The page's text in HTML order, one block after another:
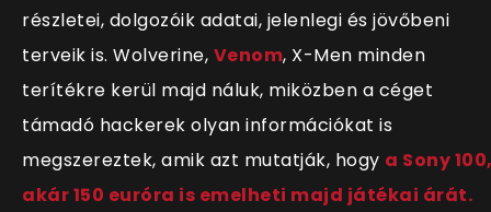
részletei, dolgozóik adatai, jelenlegi és jövőbeni
terveik is. Wolverine, Venom, X-Men minden
terítékre kerül majd náluk, miközben a céget
támadó hackerek olyan információkat is
megszereztek, amik azt mutatják, hogy a Sony
akár 150 euróra is emelheti majd játékai árát.